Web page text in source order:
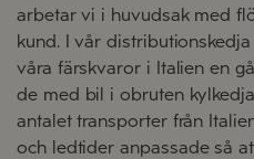
arbetar vi i huvudsak med
kund. I vår
våra färskvaror i Italien en
de med bil i obruten
antalet transporter från
och ledtider anpassade så